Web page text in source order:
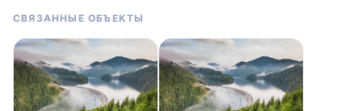
СВЯЗАННЫЕ ОБЪЕКТЫ